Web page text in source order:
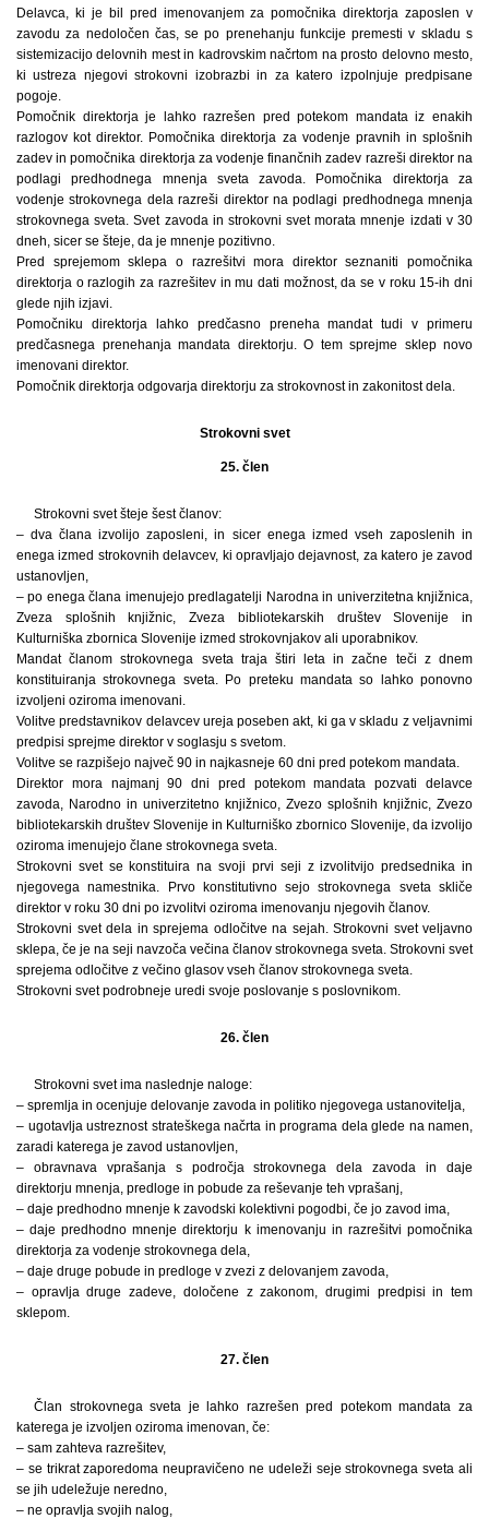
Delavca, ki je bil pred imenovanjem za pomočnika direktorja zaposlen v
zavodu za nedoločen čas, se po prenehanju funkcije premesti v skladu s
sistemizacijo delovnih mest in kadrovskim načrtom na prosto delovno mesto,
ki ustreza njegovi strokovni izobrazbi in za katero izpolnjuje predpisane
pogoje.
Pomočnik direktorja je lahko razrešen pred potekom mandata iz enakih
razlogov kot direktor. Pomočnika direktorja za vodenje pravnih in splošnih
zadev in pomočnika direktorja za vodenje finančnih zadev razreši direktor na
podlagi predhodnega mnenja sveta zavoda. Pomočnika direktorja za
vodenje strokovnega dela razreši direktor na podlagi predhodnega mnenja
strokovnega sveta. Svet zavoda in strokovni svet morata mnenje izdati v 30
dneh, sicer se šteje, da je mnenje pozitivno.
Pred sprejemom sklepa o razrešitvi mora direktor seznaniti pomočnika
direktorja o razlogih za razrešitev in mu dati možnost, da se v roku 15-ih dni
glede njih izjavi.
Pomočniku direktorja lahko predčasno preneha mandat tudi v primeru
predčasnega prenehanja mandata direktorju. O tem sprejme sklep novo
imenovani direktor.
Pomočnik direktorja odgovarja direktorju za strokovnost in zakonitost dela.
Strokovni svet
25. člen
Strokovni svet šteje šest članov:
– dva člana izvolijo zaposleni, in sicer enega izmed vseh zaposlenih in
enega izmed strokovnih delavcev, ki opravljajo dejavnost, za katero je zavod
ustanovljen,
– po enega člana imenujejo predlagatelji Narodna in univerzitetna knjižnica,
Zveza splošnih knjižnic, Zveza bibliotekarskih društev Slovenije in
Kulturniška zbornica Slovenije izmed strokovnjakov ali uporabnikov.
Mandat članom strokovnega sveta traja štiri leta in začne teči z dnem
konstituiranja strokovnega sveta. Po preteku mandata so lahko ponovno
izvoljeni oziroma imenovani.
Volitve predstavnikov delavcev ureja poseben akt, ki ga v skladu z veljavnimi
predpisi sprejme direktor v soglasju s svetom.
Volitve se razpišejo največ 90 in najkasneje 60 dni pred potekom mandata.
Direktor mora najmanj 90 dni pred potekom mandata pozvati delavce
zavoda, Narodno in univerzitetno knjižnico, Zvezo splošnih knjižnic, Zvezo
bibliotekarskih društev Slovenije in Kulturniško zbornico Slovenije, da izvolijo
oziroma imenujejo člane strokovnega sveta.
Strokovni svet se konstituira na svoji prvi seji z izvolitvijo predsednika in
njegovega namestnika. Prvo konstitutivno sejo strokovnega sveta skliče
direktor v roku 30 dni po izvolitvi oziroma imenovanju njegovih članov.
Strokovni svet dela in sprejema odločitve na sejah. Strokovni svet veljavno
sklepa, če je na seji navzoča večina članov strokovnega sveta. Strokovni svet
sprejema odločitve z večino glasov vseh članov strokovnega sveta.
Strokovni svet podrobneje uredi svoje poslovanje s poslovnikom.
26. člen
Strokovni svet ima naslednje naloge:
– spremlja in ocenjuje delovanje zavoda in politiko njegovega ustanovitelja,
– ugotavlja ustreznost strateškega načrta in programa dela glede na namen,
zaradi katerega je zavod ustanovljen,
– obravnava vprašanja s področja strokovnega dela zavoda in daje
direktorju mnenja, predloge in pobude za reševanje teh vprašanj,
– daje predhodno mnenje k zavodski kolektivni pogodbi, če jo zavod ima,
– daje predhodno mnenje direktorju k imenovanju in razrešitvi pomočnika
direktorja za vodenje strokovnega dela,
– daje druge pobude in predloge v zvezi z delovanjem zavoda,
– opravlja druge zadeve, določene z zakonom, drugimi predpisi in tem
sklepom.
27. člen
Član strokovnega sveta je lahko razrešen pred potekom mandata za
katerega je izvoljen oziroma imenovan, če:
– sam zahteva razrešitev,
– se trikrat zaporedoma neupravičeno ne udeleži seje strokovnega sveta ali
se jih udeležuje neredno,
– ne opravlja svojih nalog,